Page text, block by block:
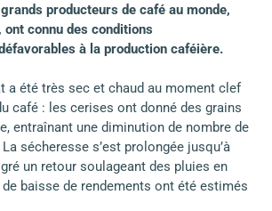
producteurs de café au monde,
connu des conditions
à la production caféière.
a été très sec et chaud au moment clef
café : les cerises ont donné des grains
entraînant une diminution de nombre de
sécheresse s’est prolongée jusqu’à
un retour soulageant des pluies en
de baisse de rendements ont été estimés